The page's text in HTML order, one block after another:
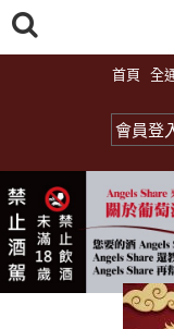
首頁 全
會員登